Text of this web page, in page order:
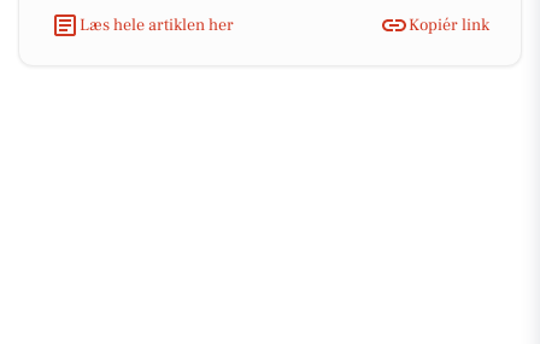
Læs hele artiklen her
Kopiér link